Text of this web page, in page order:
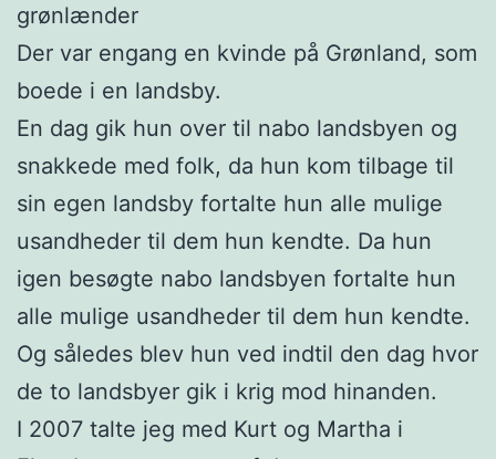
grønlænder
Der var engang en kvinde på Grønland, som
boede i en landsby.
En dag gik hun over til nabo landsbyen og
snakkede med folk, da hun kom tilbage til
sin egen landsby fortalte hun alle mulige
usandheder til dem hun kendte. Da hun
igen besøgte nabo landsbyen fortalte hun
alle mulige usandheder til dem hun kendte.
Og således blev hun ved indtil den dag hvor
de to landsbyer gik i krig mod hinanden.
I 2007 talte jeg med Kurt og Martha i